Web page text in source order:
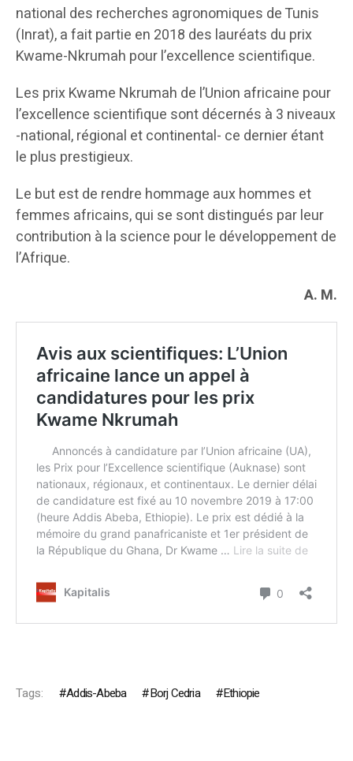
national des recherches agronomiques de Tunis
(Inrat), a fait partie en 2018 des lauréats du prix
Kwame-Nkrumah pour l’excellence scientifique.
Les prix Kwame Nkrumah de l’Union africaine pour
l’excellence scientifique sont décernés à 3 niveaux
-national, régional et continental- ce dernier étant
le plus prestigieux.
Le but est de rendre hommage aux hommes et
femmes africains, qui se sont distingués par leur
contribution à la science pour le développement de
l’Afrique.
A. M.
Tags: Addis-Abeba Borj Cedria Ethiopie